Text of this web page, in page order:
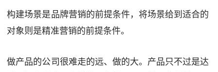
构建场景是品牌营销的前提条件，将场景给到适合的
对象则是精准营销的前提条件。
做产品的公司很难走的远、做的大。产品只不过是达